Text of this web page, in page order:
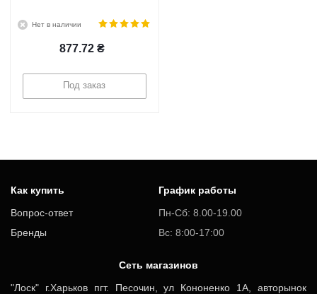
Нет в наличии
877.72 ₴
Под заказ
Как купить
Вопрос-ответ
Бренды
График работы
Пн-Сб: 8.00-19.00
Вс: 8:00-17:00
Cеть магазинов
"Лоск" г.Харьков пгт. Песочин, ул Кононенко 1А, авторынок